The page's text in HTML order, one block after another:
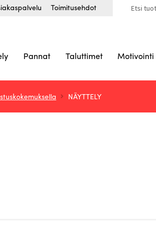
Toimitusehdot
Pannat Taluttimet Motivointi
NÄYTTELY